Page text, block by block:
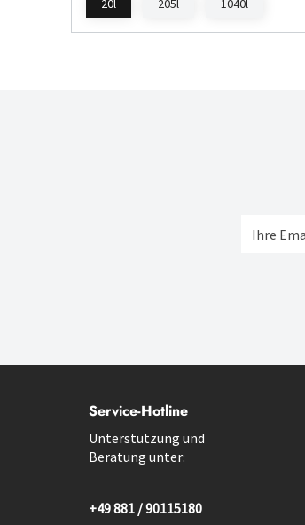
20l 205l 1040l
Service-Hotline
Unterstützung und
Beratung unter:
+49 881 / 90115180